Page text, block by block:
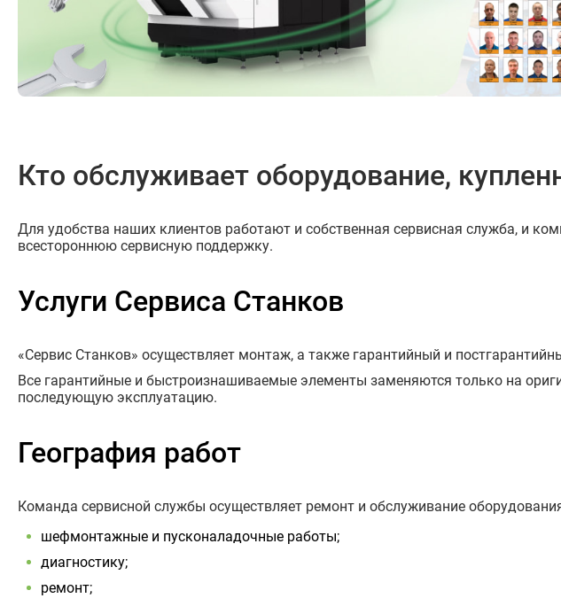
Кто обслуживает оборудование,
Для удобства наших клиентов работают и собственная сервисная служба, и
всестороннюю сервисную поддержку.
Услуги Сервиса Станков
«Сервис Станков» осуществляет монтаж, а также гарантийный и
Все гарантийные и быстроизнашиваемые элементы заменяются только на
последующую эксплуатацию.
География работ
Команда сервисной службы осуществляет ремонт и обслуживание
шефмонтажные и пусконаладочные работы;
диагностику;
ремонт;